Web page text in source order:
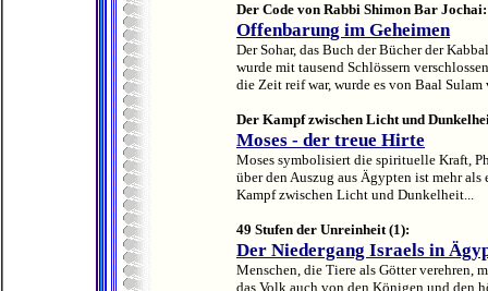
Der Code von Rabbi Shimon Bar Jochai:
Offenbarung im Geheimen
Der Sohar, das Buch der Bücher der
wurde mit tausend Schlössern
die Zeit reif war, wurde es von Baal Sulam
Der Kampf zwischen Licht und
Moses - der treue Hirte
Moses symbolisiert die spirituelle Kraft,
über den Auszug aus Ägypten ist mehr
Kampf zwischen Licht und Dunkelheit...
49 Stufen der Unreinheit (1):
Der Niedergang Israels in
Menschen, die Tiere als Götter verehren,
das Volk auch von den Königen und den